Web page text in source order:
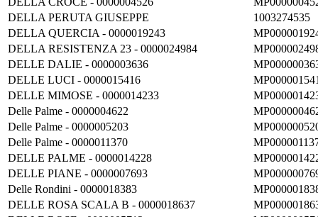
DELLA PERUTA GIUSEPPE
1003274535
DELLA QUERCIA - 0000019243
DELLA RESISTENZA 23 - 0000024984
DELLE DALIE - 0000003636
DELLE LUCI - 0000015416
DELLE MIMOSE - 0000014233
Delle Palme - 0000004622
Delle Palme - 0000005203
Delle Palme - 0000011370
DELLE PALME - 0000014228
DELLE PIANE - 0000007693
Delle Rondini - 0000018383
DELLE ROSA SCALA B - 0000018637